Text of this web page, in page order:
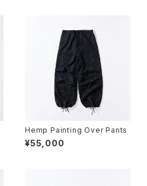
Hemp Painting Over Pants
¥55,000